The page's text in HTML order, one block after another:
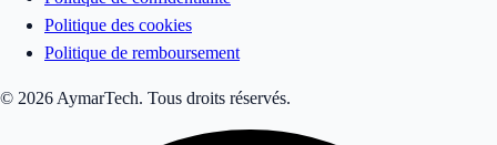
Politique des cookies
Politique de remboursement
© 2026 AymarTech. Tous droits réservés.